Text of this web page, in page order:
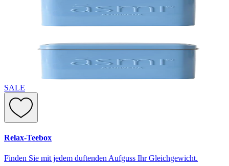
SALE
Relax-Teebox
Finden Sie mit jedem duftenden Aufguss Ihr Gleichgewicht.